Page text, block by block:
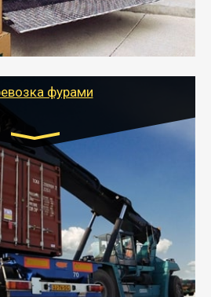
автотранспорт, быстро и
переезд к новому месту
гарантией сохранности груза и
подтверждающих
фурами
Транспорт:
Тент от 5 до 10 тонн
Возможен догруз
20 т возможна для больших
в коробки, мешки,
в самые отдаленные места
сохранности.